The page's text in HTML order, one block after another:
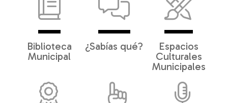
Biblioteca
Municipal
¿Sabías qué?
Espacios
Culturales
Municipales